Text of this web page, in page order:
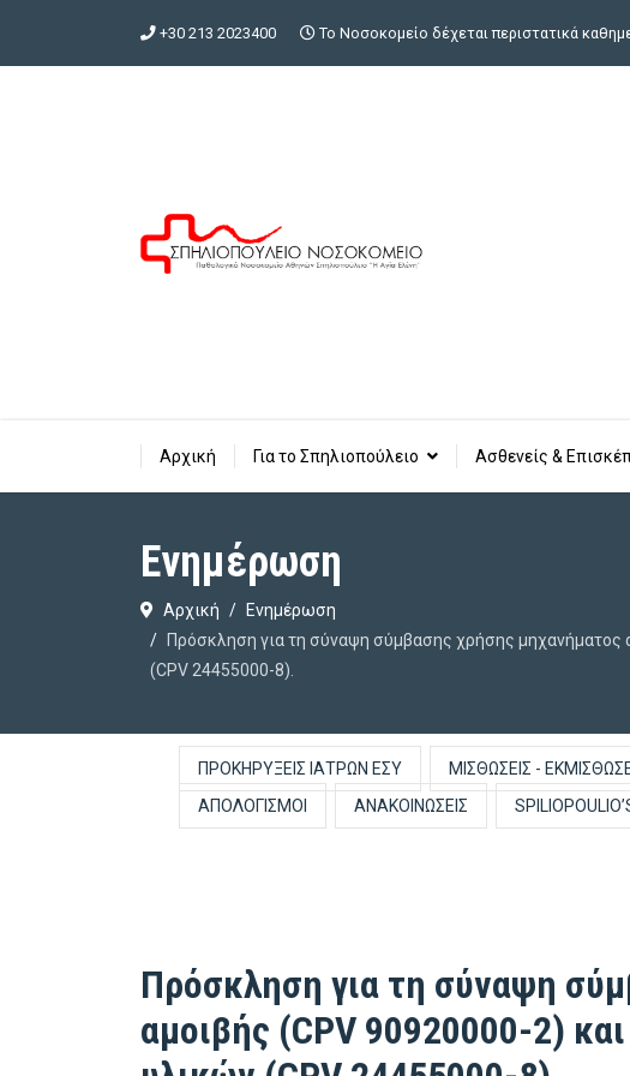
+30 213 2023400 Το Νοσοκομείο δέχεται περιστατικά
Αρχική Για το Σπηλιοπούλειο Ασθενείς &
Ενημέρωση
Αρχική
Ενημέρωση
Πρόσκληση για τη σύναψη σύμβασης χρήσης μηχανήματος
(CPV 24455000-8).
ΠΡΟΚΗΡΎΞΕΙΣ ΙΑΤΡΏΝ ΕΣΥ ΜΙΣΘΏΣΕΙΣ -
ΑΠΟΛΟΓΙΣΜΟΊ
ΑΝΑΚΟΙΝΏΣΕΙΣ
Πρόσκληση για τη σύναψη
αμοιβής (CPV 90920000-2)